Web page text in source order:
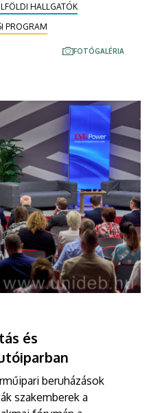
College, a Debreceni
gyakornoki
HALLGATÓK
PROGRAM
FOTÓGALÉRIA
és
beruházások
szakemberek a